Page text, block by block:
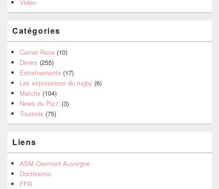
Vidéo
Catégories
Carnet Rose (10)
Divers (255)
Entraînements (17)
Les expressions du rugby (6)
Matchs (104)
News du Pizz' (3)
Tournois (75)
Liens
ASM Clermont Auvergne
Doctissimo
FFR